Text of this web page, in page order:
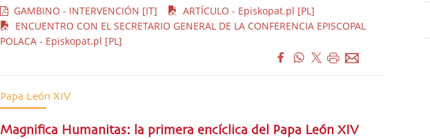
GAMBINO - INTERVENCIÓN [IT]
ARTÍCULO - Episkopat.pl [PL]
ENCUENTRO CON EL SECRETARIO GENERAL DE LA CONFERENCIA EPISCOPAL
POLACA - Episkopat.pl [PL]
Papa León XIV
Magnifica Humanitas: la primera encíclica del Papa León XIV